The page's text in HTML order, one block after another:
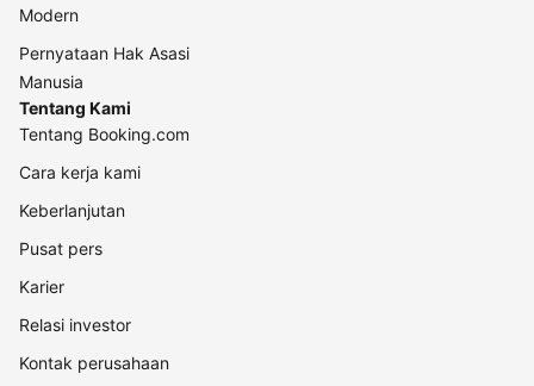
Modern
Pernyataan Hak Asasi
Manusia
Tentang Kami
Tentang Booking.com
Cara kerja kami
Keberlanjutan
Pusat pers
Karier
Relasi investor
Kontak perusahaan